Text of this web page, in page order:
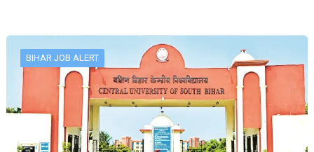
BIHAR JOB ALERT